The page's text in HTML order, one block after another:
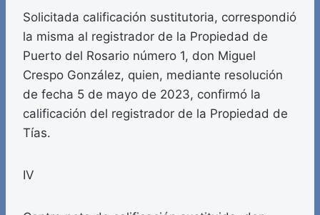
Solicitada calificación sustitutoria, correspondió
la misma al registrador de la Propiedad de
Puerto del Rosario número 1, don Miguel
Crespo González, quien, mediante resolución
de fecha 5 de mayo de 2023, confirmó la
calificación del registrador de la Propiedad de
Tías.
IV